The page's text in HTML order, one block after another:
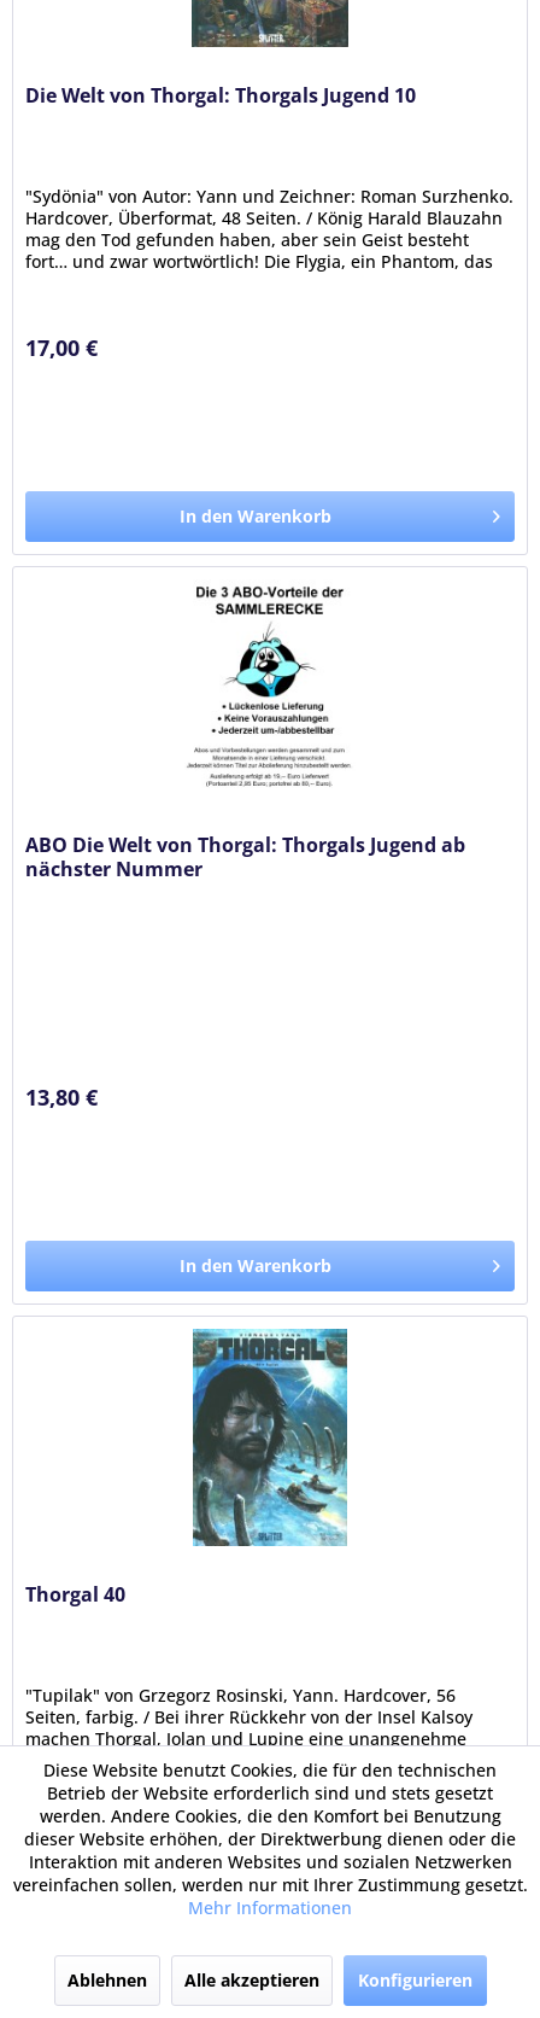
Die Welt von Thorgal: Thorgals Jugend 10
"Sydönia" von Autor: Yann und Zeichner: Roman Surzhenko.
Hardcover, Überformat, 48 Seiten. / König Harald Blauzahn
mag den Tod gefunden haben, aber sein Geist besteht
fort… und zwar wortwörtlich! Die Flygia, ein Phantom, das
17,00 €
In den Warenkorb
ABO Die Welt von Thorgal: Thorgals Jugend ab
nächster Nummer
13,80 €
In den Warenkorb
Thorgal 40
"Tupilak" von Grzegorz Rosinski, Yann. Hardcover, 56
Seiten, farbig. / Bei ihrer Rückkehr von der Insel Kalsoy
machen Thorgal, Jolan und Lupine eine unangenehme
Entdeckung: Aaricia und der Rest des Dorfes sind Opfer
eines perfiden...
16,00 €
Diese Website benutzt Cookies, die für den technischen
Betrieb der Website erforderlich sind und stets gesetzt
werden. Andere Cookies, die den Komfort bei Benutzung
dieser Website erhöhen, der Direktwerbung dienen oder die
Interaktion mit anderen Websites und sozialen Netzwerken
vereinfachen sollen, werden nur mit Ihrer Zustimmung gesetzt.
Mehr Informationen
Ablehnen Alle akzeptieren Konfigurieren